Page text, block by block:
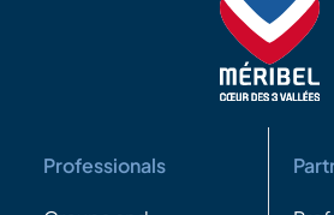
Professionals